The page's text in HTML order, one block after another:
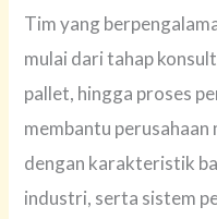
Tim yang
mulai dari tahap
pallet, hingga proses
membantu perusahaan
dengan karakteristik
industri, serta sistem